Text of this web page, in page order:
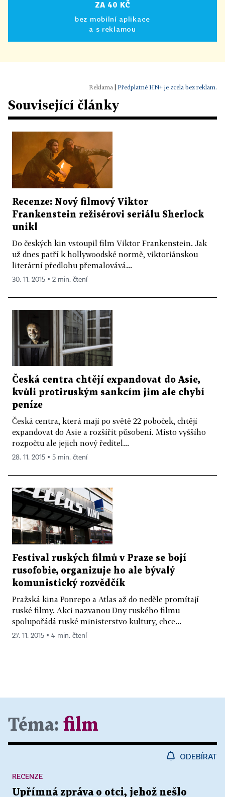
ZA 40 KČ
bez mobilní aplikace
a s reklamou
Předplatné HN+ je zcela bez reklam.
Související články
Recenze: Nový filmový Viktor
Frankenstein režisérovi seriálu Sherlock
unikl
Do českých kin vstoupil film Viktor Frankenstein. Jak
už dnes patří k hollywoodské normě, viktoriánskou
literární předlohu přemalovává...
30. 11. 2015 ▪ 2 min. čtení
Česká centra chtějí expandovat do Asie,
kvůli protiruským sankcím jim ale chybí
peníze
Česká centra, která mají po světě 22 poboček, chtějí
expandovat do Asie a rozšířit působení. Místo vyššího
rozpočtu ale jejich nový ředitel...
28. 11. 2015 ▪ 5 min. čtení
Festival ruských filmů v Praze se bojí
rusofobie, organizuje ho ale bývalý
komunistický rozvědčík
Pražská kina Ponrepo a Atlas až do neděle promítají
ruské filmy. Akci nazvanou Dny ruského filmu
spolupořádá ruské ministerstvo kultury, chce...
27. 11. 2015 ▪ 4 min. čtení
Téma: film
ODEBÍRAT
Upřímná zpráva o otci, jehož nešlo
RECENZE